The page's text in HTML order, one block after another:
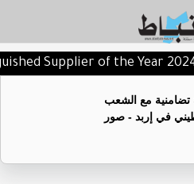
Supplier of the Year
مع الشعب
في إربد - صور